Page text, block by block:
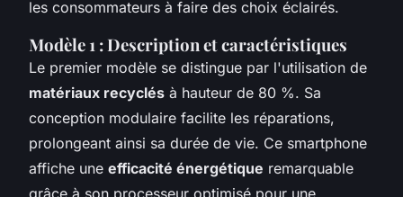
les consommateurs à faire des choix éclairés.
Modèle 1 : Description et caractéristiques
Le premier modèle se distingue par l'utilisation de
matériaux recyclés à hauteur de 80 %. Sa
conception modulaire facilite les réparations,
prolongeant ainsi sa durée de vie. Ce smartphone
affiche une efficacité énergétique remarquable
grâce à son processeur optimisé pour une